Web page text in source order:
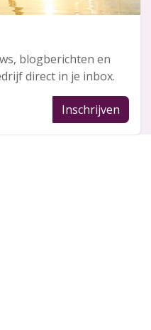
blogberichten en
direct in je inbox.
Inschrijven